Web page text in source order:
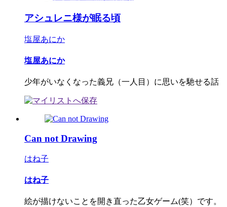
アシュレニ様が眠る頃
塩屋あにか
塩屋あにか
少年がいなくなった義兄（一人目）に思いを馳せる話
Can not Drawing
はね子
はね子
絵が描けないことを開き直った乙女ゲーム(笑）です。